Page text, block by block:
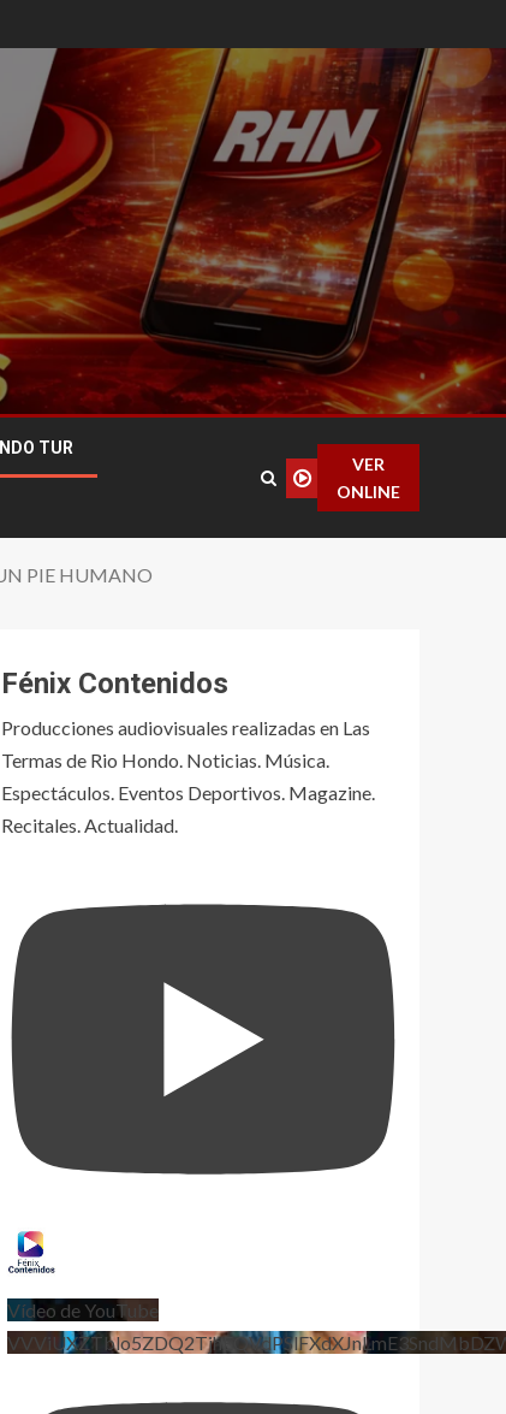
TUR
VER
ONLINE
PIE HUMANO
Fénix Contenidos
Producciones audiovisuales realizadas en Las
Termas de Rio Hondo. Noticias. Música.
Espectáculos. Eventos Deportivos. Magazine.
Recitales. Actualidad.
Vídeo de YouTube